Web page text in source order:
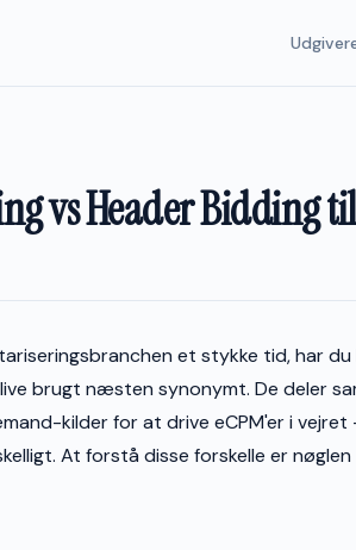
vs Header Bidding
et stykke tid, har
brugt næsten synonymt. De deler
kilder for at drive eCPM'er i
At forstå disse forskelle er